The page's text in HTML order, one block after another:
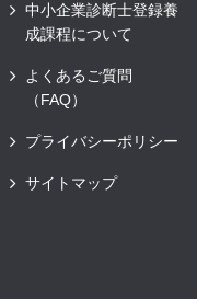
中小企業診断士登録養
成課程について
よくあるご質問
（FAQ）
プライバシーポリシー
サイトマップ